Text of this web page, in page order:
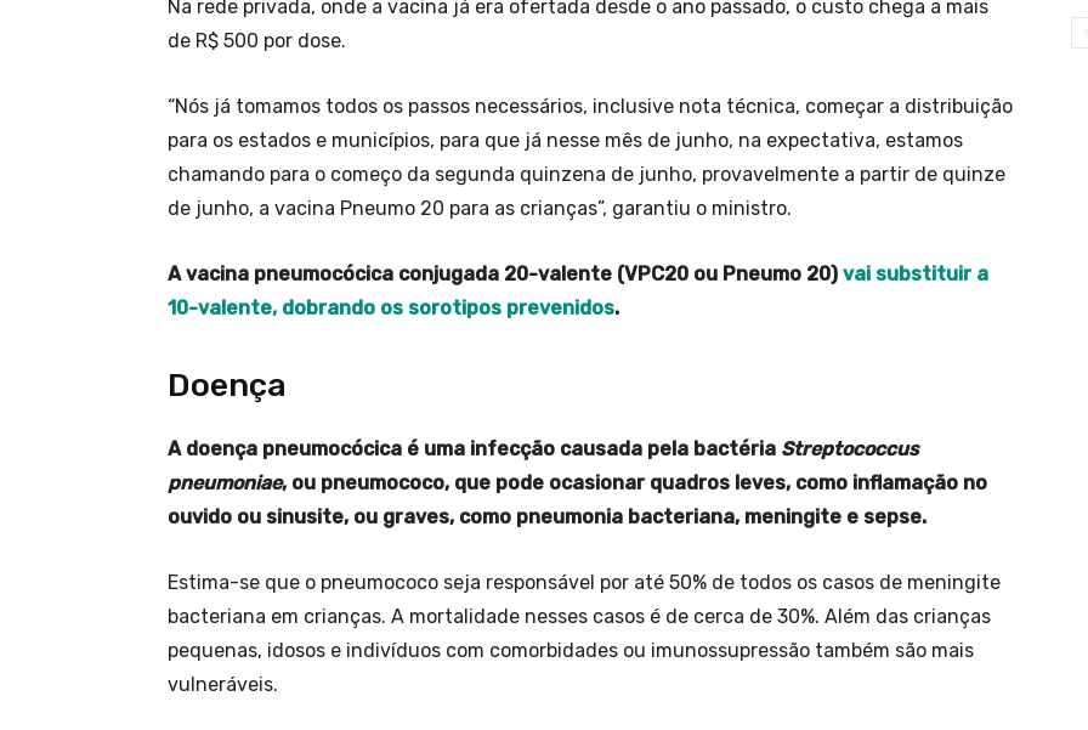
Na rede privada, onde a vacina já era ofertada desde o ano passado, o custo chega a mais
de R$ 500 por dose.
“Nós já tomamos todos os passos necessários, inclusive nota técnica, começar a distribuição
para os estados e municípios, para que já nesse mês de junho, na expectativa, estamos
chamando para o começo da segunda quinzena de junho, provavelmente a partir de quinze
de junho, a vacina Pneumo 20 para as crianças”, garantiu o ministro.
A vacina pneumocócica conjugada 20-valente (VPC20 ou Pneumo 20) vai substituir a
10-valente, dobrando os sorotipos prevenidos.
Doença
A doença pneumocócica é uma infecção causada pela bactéria Streptococcus
pneumoniae, ou pneumococo, que pode ocasionar quadros leves, como inflamação no
ouvido ou sinusite, ou graves, como pneumonia bacteriana, meningite e sepse.
Estima-se que o pneumococo seja responsável por até 50% de todos os casos de meningite
bacteriana em crianças. A mortalidade nesses casos é de cerca de 30%. Além das crianças
pequenas, idosos e indivíduos com comorbidades ou imunossupressão também são mais
vulneráveis.